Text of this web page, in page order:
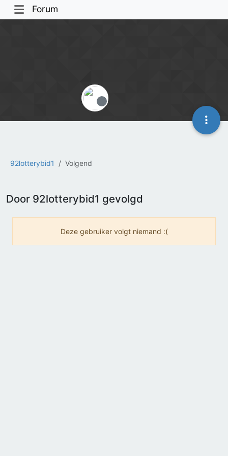
Forum
92lotterybid1 Volgend
Offline
Door 92lotterybid1 gevolgd
Deze gebruiker volgt niemand :(